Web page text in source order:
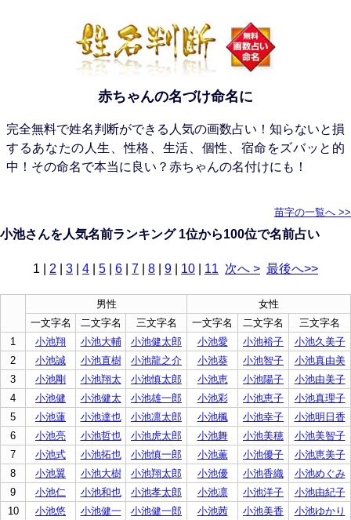
赤ちゃんの名づけ命名に
完全無料で姓名判断ができる人気の画数占い！知らないと損
するあなたの人生、性格、生活、個性、宿命をズバッと的
中！その命名で本当に良い？赤ちゃんの名付けにも！
苗字の一覧へ >>
小池さんを人気名前ランキング 1位から100位で名前占い
1 2 3 4 5 6 7 8 9 10 11 次へ > 最後へ>>
男性
女性
一文字名
二文字名 三文字名 一文字名 二文字名
三文字名
1
小池翔 小池大輔 小池健太郎 小池愛 小池裕子
小池久美子
2
小池誠 小池直樹 小池龍之介 小池葵 小池智子
小池真由美
3
小池剛 小池翔太 小池慎太郎 小池恵 小池陽子
小池由美子
4
小池健 小池健太 小池雄一郎 小池彩 小池恵子
小池真理子
5
小池蓮 小池達也 小池凛太郎 小池楓 小池幸子
小池明日香
6
小池亮 小池哲也 小池虎太郎 小池舞 小池美穂
小池美智子
7
小池式 小池拓也 小池慎一郎 小池薫 小池優子
小池恵美子
8
小池翼 小池大樹 小池翔太郎 小池優 小池香織
小池めぐみ
9
小池仁 小池和也 小池孝太郎 小池凛 小池洋子
小池由紀子
10
小池悠 小池健一 小池健一郎 小池茜 小池美香
小池ゆかり